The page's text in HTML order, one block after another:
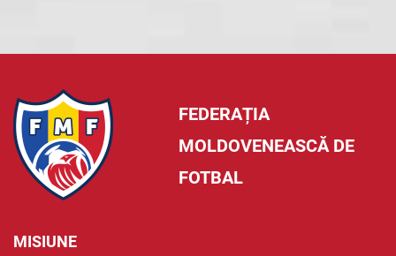
FEDERAȚIA
MOLDOVENEASCĂ DE
FOTBAL
MISIUNE